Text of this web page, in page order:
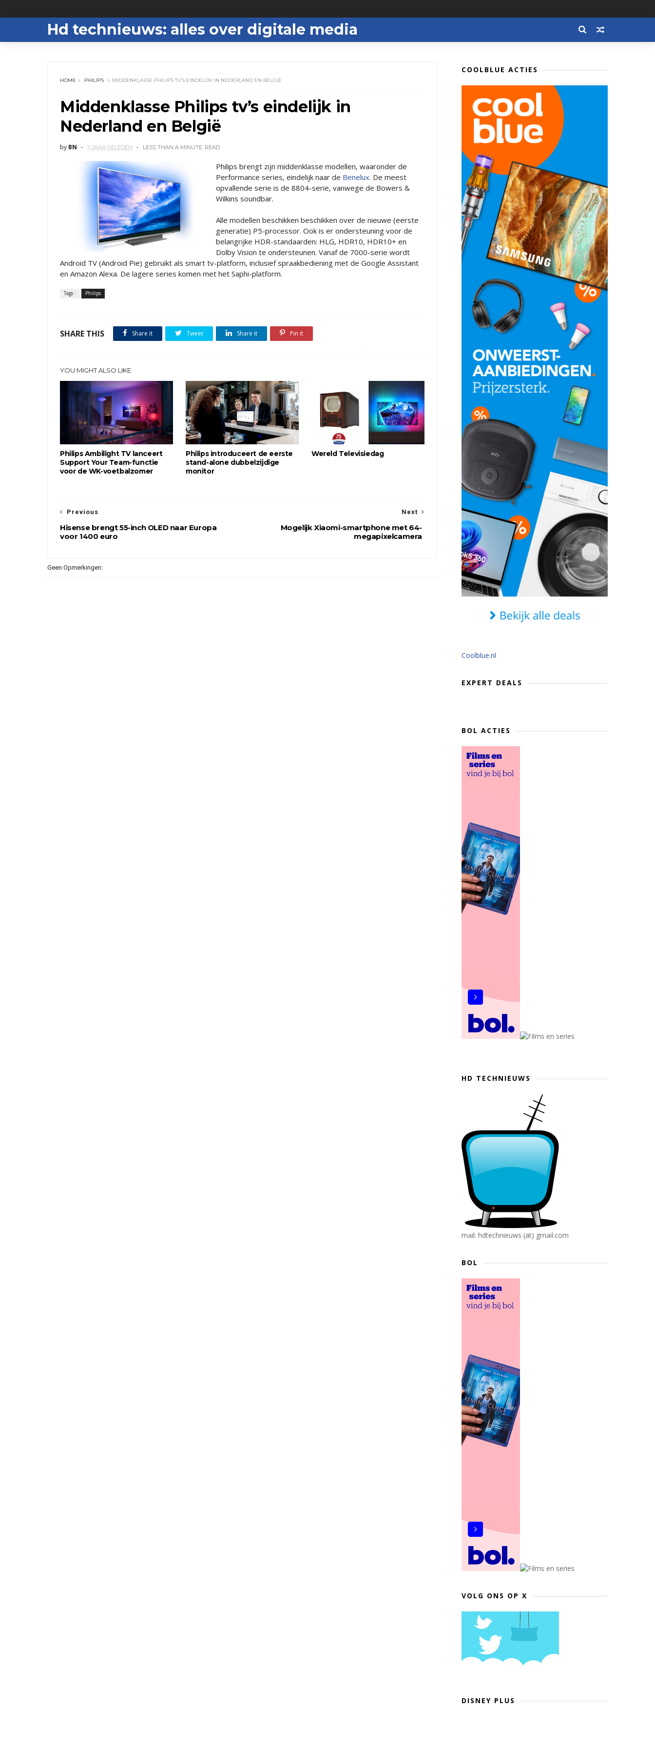
Hd technieuws: alles over digitale media
HOME PHILIPS MIDDENKLASSE PHILIPS TV’S EINDELIJK IN NEDERLAND EN BELGIË
Middenklasse Philips tv’s eindelijk in
Nederland en België
by BN 7 JAAR GELEDEN LESS THAN A MINUTE READ
Philips brengt zijn middenklasse modellen, waaronder de
Performance series, eindelijk naar de Benelux. De meest
opvallende serie is de 8804-serie, vanwege de Bowers &
Wilkins soundbar.
Alle modellen beschikken beschikken over de nieuwe (eerste
generatie) P5-processor. Ook is er ondersteuning voor de
belangrijke HDR-standaarden: HLG, HDR10, HDR10+ en
Dolby Vision te ondersteunen. Vanaf de 7000-serie wordt
Android TV (Android Pie) gebruikt als smart tv-platform, inclusief spraakbediening met de Google Assistant
en Amazon Alexa. De lagere series komen met het Saphi-platform.
Tags : Philips
SHARE THIS Share it Tweet Share it Pin it
YOU MIGHT ALSO LIKE
Philips Ambilight TV lanceert
Support Your Team-functie
voor de WK-voetbalzomer
Philips introduceert de eerste
stand-alone dubbelzijdige
monitor
Wereld Televisiedag
Next
Mogelijk Xiaomi-smartphone met 64-
megapixelcamera
Previous
Hisense brengt 55-inch OLED naar Europa
voor 1400 euro
Geen Opmerkingen:
COOLBLUE ACTIES
Coolblue.nl
EXPERT DEALS
BOL ACTIES
HD TECHNIEUWS
mail: hdtechnieuws (at) gmail.com
BOL
VOLG ONS OP X
DISNEY PLUS